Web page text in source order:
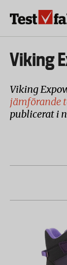
Huvudmeny
ny
Viking
Viking
jämförande
publicerat i